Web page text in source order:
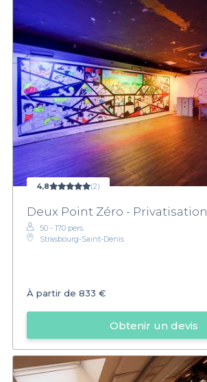
4,8 (2)
Deux Point Zéro - Privatisation
50 - 170 pers.
Strasbourg-Saint-Denis
À partir de 833 €
Obtenir un devis